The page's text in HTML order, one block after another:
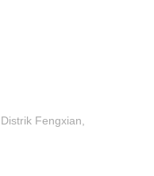
Fengxian,